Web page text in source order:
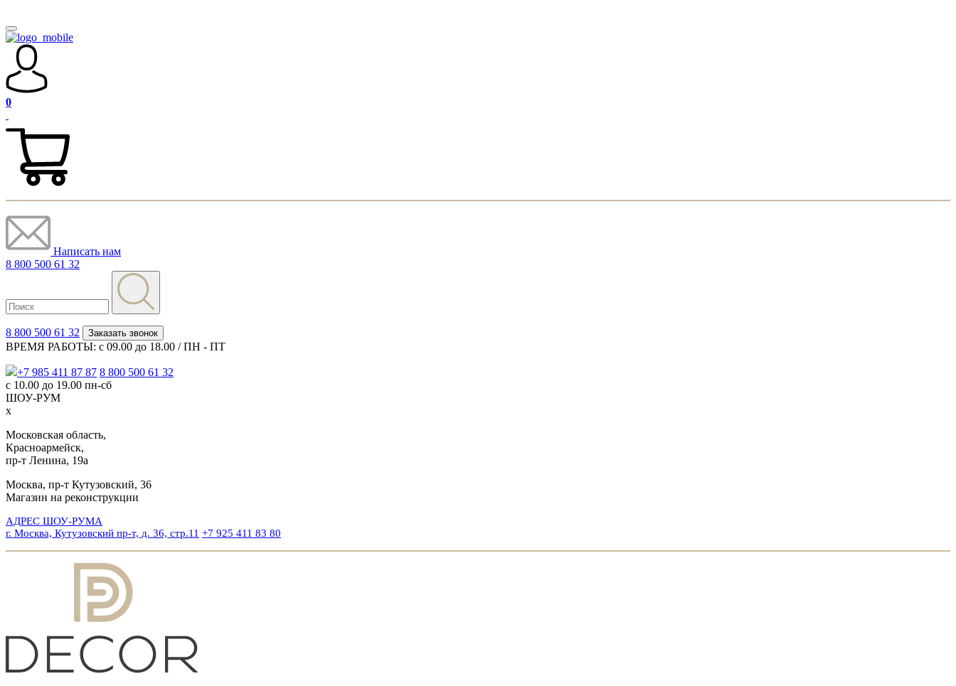
0
Написать нам
8 800 500 61 32
8 800 500 61 32 Заказать звонок
ВРЕМЯ РАБОТЫ: с 09.00 до 18.00 / ПН - ПТ
+7 985 411 87 87 8 800 500 61 32
с 10.00 до 19.00 пн-сб
ШОУ-РУМ
x
Московская область,
Красноармейск,
пр-т Ленина, 19а
Москва, пр-т Кутузовский, 36
Магазин на реконструкции
АДРЕС ШОУ-РУМА
г. Москва, Кутузовский пр-т, д. 36, стр.11 +7 925 411 83 80